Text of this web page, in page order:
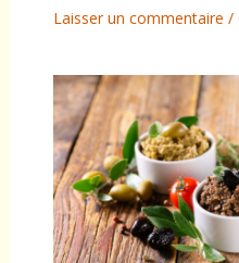
Laisser un commentaire /